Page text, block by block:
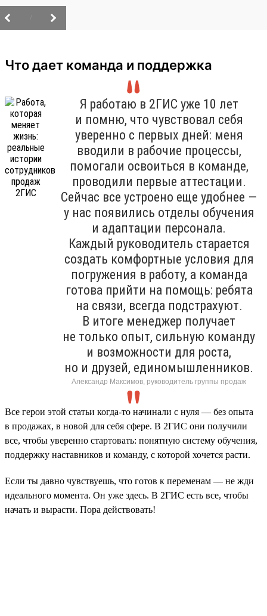
Что дает команда и поддержка
Я работаю в 2ГИС уже 10 лет
и помню, что чувствовал себя
уверенно с первых дней: меня
вводили в рабочие процессы,
помогали освоиться в команде,
проводили первые аттестации.
Сейчас все устроено еще удобнее —
у нас появились отделы обучения
и адаптации персонала.
Каждый руководитель старается
создать комфортные условия для
погружения в работу, а команда
готова прийти на помощь: ребята
на связи, всегда подстрахуют.
В итоге менеджер получает
не только опыт, сильную команду
и возможности для роста,
но и друзей, единомышленников.
Александр Максимов, руководитель группы продаж
Все герои этой статьи когда-то начинали с нуля — без опыта
в продажах, в новой для себя сфере. В 2ГИС они получили
все, чтобы уверенно стартовать: понятную систему обучения,
поддержку наставников и команду, с которой хочется расти.
Если ты давно чувствуешь, что готов к переменам — не жди
идеального момента. Он уже здесь. В 2ГИС есть все, чтобы
начать и вырасти. Пора действовать!